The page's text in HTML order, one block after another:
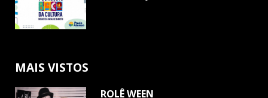
MAIS VISTOS
ROLÊ WEEN